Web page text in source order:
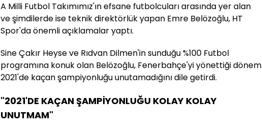
A Milli Futbol Takımımız'ın efsane futbolcuları arasında yer alan
ve şimdilerde ise teknik direktörlük yapan Emre Belözoğlu, HT
Spor'da önemli açıklamalar yaptı.
Sine Çakır Heyse ve Rıdvan Dilmen'in sunduğu %100 Futbol
programına konuk olan Belözoğlu, Fenerbahçe'yi yönettiği dönem
2021'de kaçan şampiyonluğu unutamadığını dile getirdi.
"2021'DE KAÇAN ŞAMPİYONLUĞU KOLAY KOLAY
UNUTMAM"